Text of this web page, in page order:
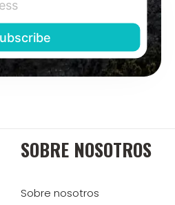
SOBRE NOSOTROS
Sobre nosotros